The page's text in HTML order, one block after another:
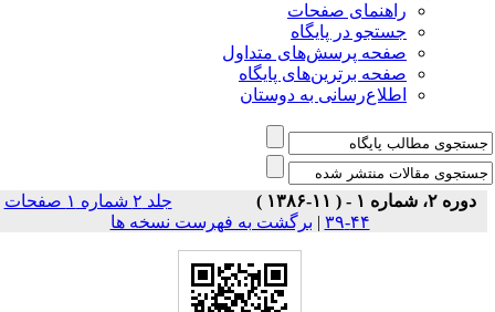
راهنمای صفحات
جستجو در پایگاه
صفحه پرسش‌های متداول
صفحه برترین‌های پایگاه
اطلاع‌رسانی به دوستان
دوره ۲، شماره ۱ - ( ۱۱-۱۳۸۶ )
جلد ۲ شماره ۱ صفحات
۴۴-۳۹
|برگشت به فهرست نسخه ها